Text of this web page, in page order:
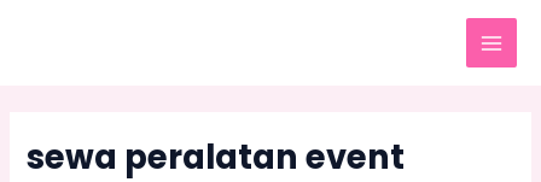
sewa peralatan event